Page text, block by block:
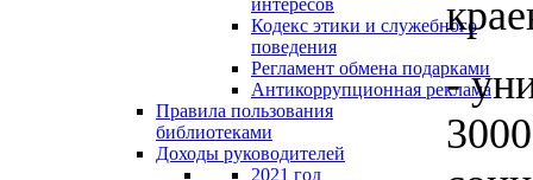
интересов
Кодекс этики и служебного
поведения
Регламент обмена подарками
Антикоррупционная реклама
Правила пользования
библиотеками
Доходы руководителей
2021 год
-